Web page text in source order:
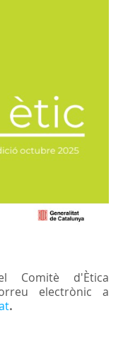
Comitè d'Ètica
electrònic a
.